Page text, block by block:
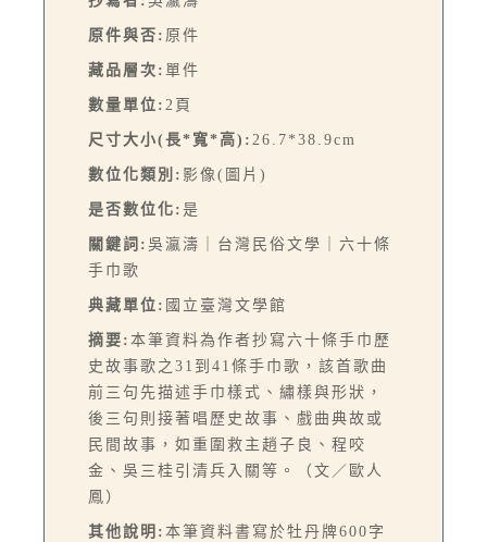
原件與否: 原件
藏品層次: 單件
數量單位: 2頁
尺寸大小(長*寬*高): 26.7*38.9cm
數位化類別: 影像(圖片)
是否數位化: 是
關鍵詞: 吳瀛濤｜台灣民俗文學｜六十條
手巾歌
典藏單位: 國立臺灣文學館
摘要: 本筆資料為作者抄寫六十條手巾歷
史故事歌之31到41條手巾歌，該首歌曲
前三句先描述手巾樣式、繡樣與形狀，
後三句則接著唱歷史故事、戲曲典故或
民間故事，如重圍救主趙子良、程咬
金、吳三桂引清兵入關等。（文／歐人
鳳）
其他說明: 本筆資料書寫於牡丹牌600字